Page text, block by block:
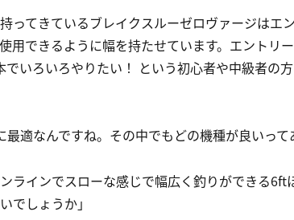
持ってきているブレイクスルーゼロヴァージはエ
用できるように幅を持たせています。エントリ
でいろいろやりたい！ という初心者や中級者の
最適なんですね。その中でもどの機種が良いって
ンラインでスローな感じで幅広く釣りができる
でしょうか」